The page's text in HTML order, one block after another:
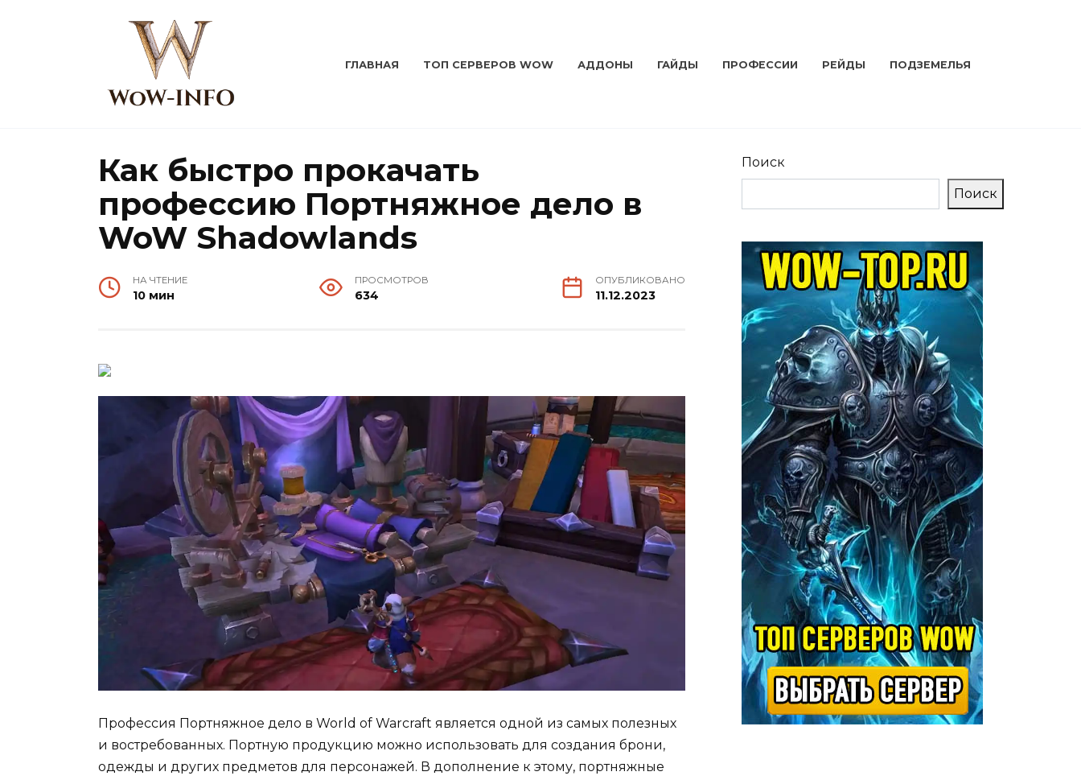
ГЛАВНАЯ ТОП СЕРВЕРОВ WOW АДДОНЫ ГАЙДЫ ПРОФЕССИИ РЕЙДЫ ПОДЗЕМЕЛЬЯ
Как быстро прокачать
профессию Портняжное дело в
WoW Shadowlands
НА ЧТЕНИЕ
10 мин
ПРОСМОТРОВ
634
ОПУБЛИКОВАНО
11.12.2023
Профессия Портняжное дело в World of Warcraft является одной из самых полезных
и востребованных. Портную продукцию можно использовать для создания брони,
одежды и других предметов для персонажей. В дополнение к этому, портняжные
Поиск
Поиск